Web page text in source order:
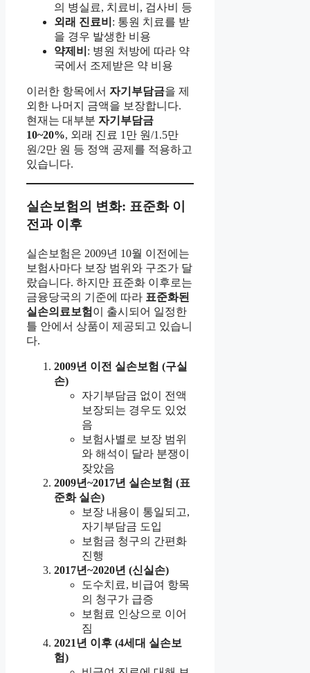
의 병실료, 치료비, 검사비 등
외래 진료비 : 통원 치료를 받
을 경우 발생한 비용
약제비 : 병원 처방에 따라 약
국에서 조제받은 약 비용
이러한 항목에서 자기부담금을 제
외한 나머지 금액을 보장합니다.
현재는 대부분 자기부담금
10~20%, 외래 진료 1만 원/1.5만
원/2만 원 등 정액 공제를 적용하고
있습니다.
실손보험의 변화: 표준화 이
전과 이후
실손보험은 2009년 10월 이전에는
보험사마다 보장 범위와 구조가 달
랐습니다. 하지만 표준화 이후로는
금융당국의 기준에 따라 표준화된
실손의료보험 이 출시되어 일정한
틀 안에서 상품이 제공되고 있습니
다.
2009년 이전 실손보험 (구실
손)
자기부담금 없이 전액
보장되는 경우도 있었
음
보험사별로 보장 범위
와 해석이 달라 분쟁이
잦았음
2009년~2017년 실손보험 (표
준화 실손)
보장 내용이 통일되고,
자기부담금 도입
보험금 청구의 간편화
진행
2017년~2020년 (신실손)
도수치료, 비급여 항목
의 청구가 급증
보험료 인상으로 이어
짐
2021년 이후 (4세대 실손보
험)